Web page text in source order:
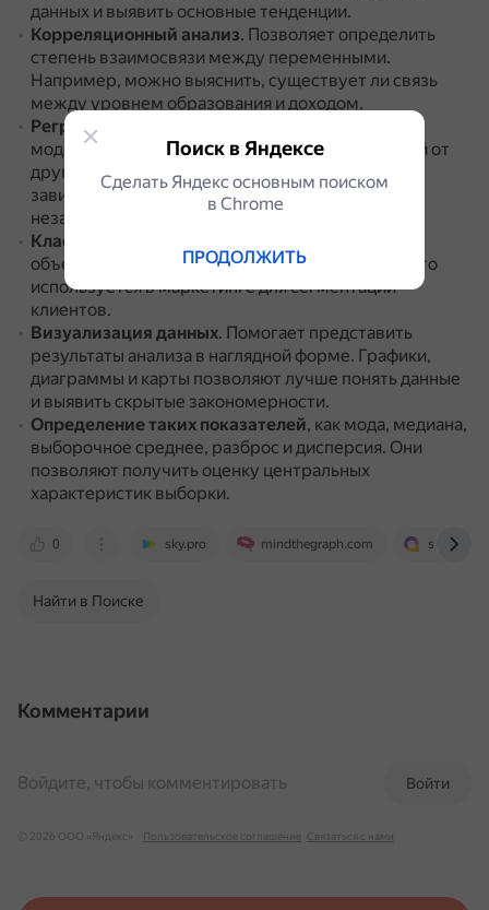
данных и выявить основные тенденции.
Корреляционный анализ. Позволяет определить
степень взаимосвязи между переменными.
Например, можно выяснить, существует ли связь
между уровнем образования и доходом.
Регрессионный анализ
моделирования зависимости одной переменной от
другой.
Позволяет предсказывать значения
зависимой переменной на основе значений
независимых переменных.
Кластерный анализ
объекты на основе их схожести. Этот метод часто
используется в маркетинге для сегментации
клиентов.
Визуализация данных. Помогает представить
результаты анализа в наглядной форме. Графики,
диаграммы и карты позволяют лучше понять данные
и выявить скрытые закономерности.
Определение таких показателей, как мода, медиана,
выборочное среднее, разброс и дисперсия. Они
позволяют получить оценку центральных
характеристик выборки.
0 sky.pro mindthegraph.com
Найти в Поиске
Комментарии
Войти
Войдите, чтобы комментировать
© 2026 ООО «Яндекс» Пользовательское соглашение Связаться с нами
Поиск в Яндексе
Сделать Яндекс основным поиском
в Сhrome
ПРОДОЛЖИТЬ